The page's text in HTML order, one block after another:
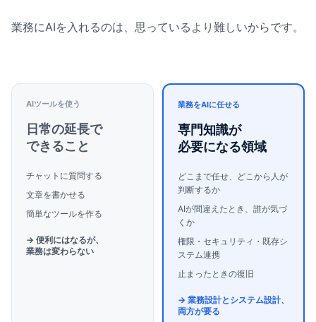
業務にAIを入れるのは、思っているより難しいからです。
AIツールを使う
日常の延長で
できること
チャットに質問する
文章を書かせる
簡単なツールを作る
→ 便利にはなるが、
業務は変わらない
業務をAIに任せる
専門知識が
必要になる領域
どこまで任せ、どこから人が
判断するか
AIが間違えたとき、誰が気づ
くか
権限・セキュリティ・既存シ
ステム連携
止まったときの復旧
→ 業務設計とシステム設計、
両方が要る